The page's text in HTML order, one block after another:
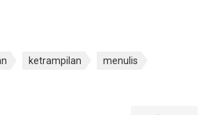
ketrampilan
menulis